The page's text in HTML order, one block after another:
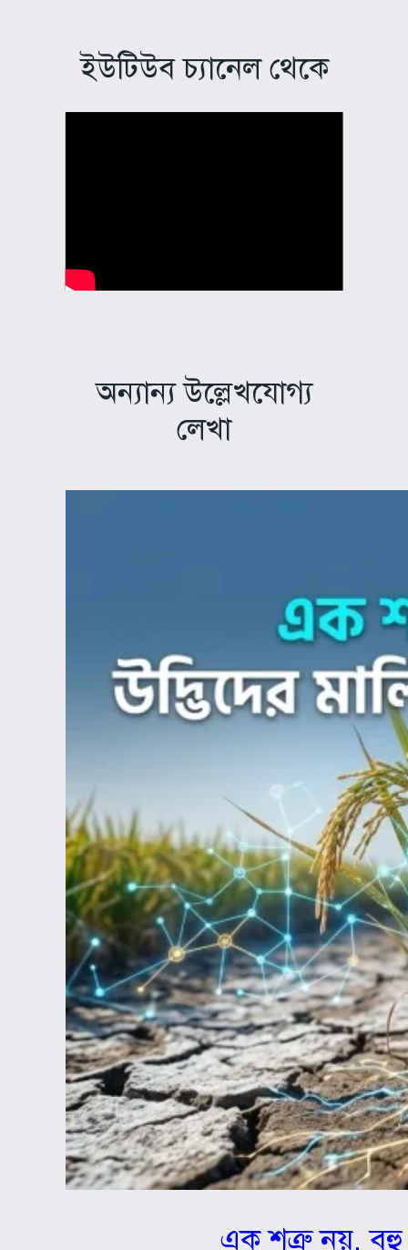
ইউটিউব চ্যানেল থেকে
অন্যান্য উল্লেখযোগ্য
লেখা
এক শত্রু নয়, বহু